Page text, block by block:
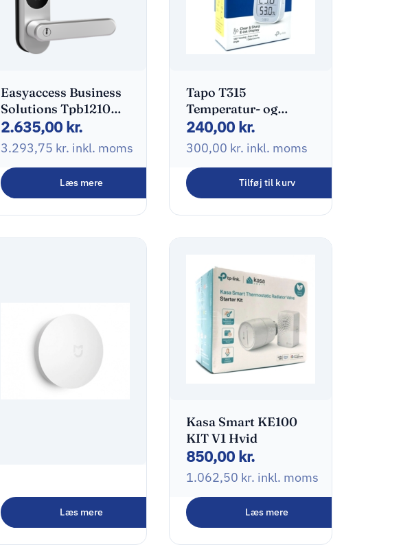
Easyaccess Business
Solutions Tpb1210
Nimly Touch Pro
Black Silver
2.635,00 kr.
3.293,75 kr. inkl. moms
Læs mere
Tapo T315
Temperatur- og
fugtighedsssensor
Hvid
240,00 kr.
300,00 kr. inkl. moms
Tilføj til kurv
Kontakt Hvid
175,00 kr.
218,75kr.inkl. moms
Læs mere
Kasa Smart KE100
KIT V1 Hvid
850,00 kr.
1.062,50 kr. inkl. moms
Læs mere